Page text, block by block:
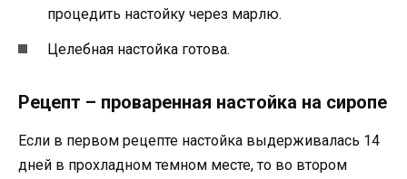
процедить настойку через марлю.
Целебная настойка готова.
Рецепт – проваренная настойка на сиропе
Если в первом рецепте настойка выдерживалась 14
дней в прохладном темном месте, то во втором